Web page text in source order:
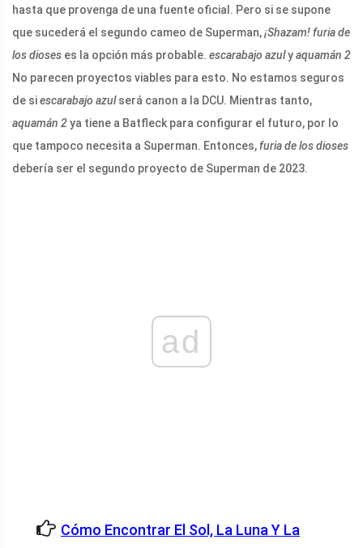
hasta que provenga de una fuente oficial. Pero si se supone
que sucederá el segundo cameo de Superman,¡Shazam! furia de
los dioses es la opción más probable. escarabajo azulyaquamán 2
No parecen proyectos viables para esto. No estamos seguros
de siescarabajo azulserá canon a la DCU. Mientras tanto,
aquamán 2ya tiene a Batfleck para configurar el futuro, por lo
que tampoco necesita a Superman. Entonces,furia de los dioses
debería ser el segundo proyecto de Superman de 2023.
ad
Cómo Encontrar El Sol, La Luna Y La